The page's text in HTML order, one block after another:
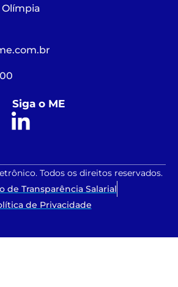
Olímpia
Siga o ME
Todos os direitos reservados.
de Transparência Salarial
de Privacidade